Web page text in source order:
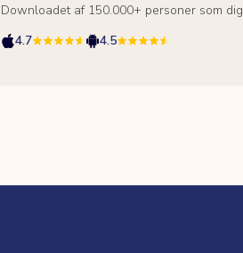
Downloadet af 150.000+ personer som dig
4.7
4.5